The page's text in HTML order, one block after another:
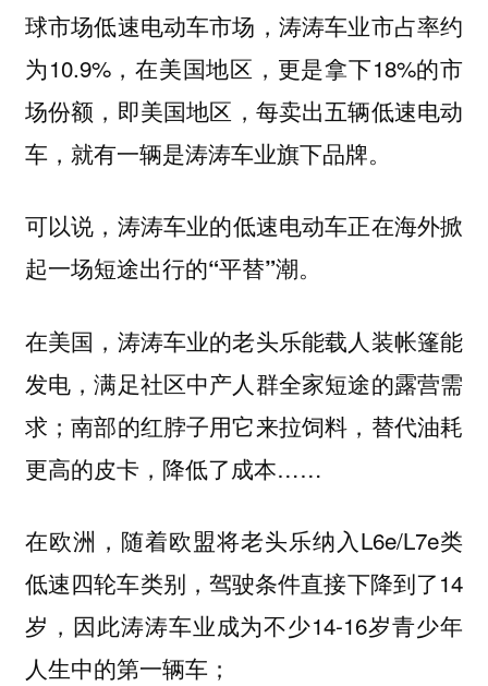
球市场低速电动车市场，涛涛车业市占率约
为10.9%，在美国地区，更是拿下18%的市
场份额，即美国地区，每卖出五辆低速电动
车，就有一辆是涛涛车业旗下品牌。
可以说， 涛涛车业的低速电动车正在海外掀
起一场短途出行的“平替”潮。
在美国，涛涛车业的老头乐能载人装帐篷能
发电，满足社区中产人群全家短途的露营需
求；南部的红脖子用它来拉饲料，替代油耗
更高的皮卡，降低了成本……
在欧洲，随着欧盟将老头乐纳入L6e/L7e类
低速四轮车类别，驾驶条件直接下降到了14
岁，因此涛涛车业成为不少14-16岁青少年
人生中的第一辆车；